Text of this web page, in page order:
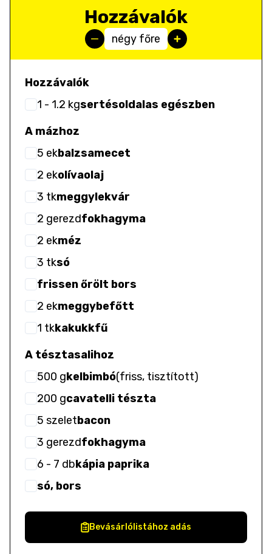
Hozzávalók
négy főre
Hozzávalók
1 - 1.2 kgsertésoldalas egészben
A mázhoz
5 ekbalzsamecet
2 ekolívaolaj
3 tkmeggylekvár
2 gerezdfokhagyma
2 ekméz
3 tksó
frissen őrölt bors
2 ekmeggybefőtt
1 tkkakukkfű
A tésztasalihoz
500 gkelbimbó(friss, tisztított)
200 gcavatelli tészta
5 szeletbacon
3 gerezdfokhagyma
6 - 7 dbkápia paprika
só, bors
Bevásárlólistához adás